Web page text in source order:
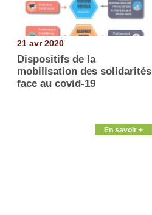
21 avr 2020
Dispositifs de la
mobilisation des solidarités
face au covid-19
En savoir +